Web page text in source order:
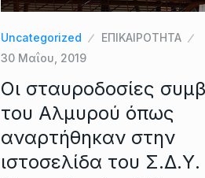
Uncategorized
ΕΠΙΚΑΙΡΟΤΗΤΑ
30 Μαΐου, 2019
Οι σταυροδοσίες
του Αλμυρού όπως
αναρτήθηκαν στην
ιστοσελίδα του Σ.Δ.Υ.